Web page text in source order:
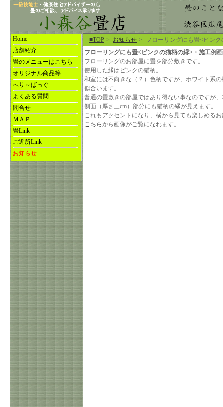
Home
店舗紹介
畳のメニューはこちら
オリジナル商品等
へり～ばっぐ
よくある質問
問合せ
ＭＡＰ
畳Link
ご近所Link
お知らせ
■TOP > お知らせ >
フローリングにも畳<ピン
フローリングにも畳<ピンクの猫柄の縁>・施工例画
フローリングのお部屋に畳を部分敷きです。
使用した縁はピンクの猫柄。
和室には不向きな（？）色柄ですが、ホワイト系
似合います。
普通の畳敷きの部屋ではあり得ない事なのですが
側面（厚さ三cm）部分にも猫柄の縁が見えます。
これもアクセントになり、横から見ても楽しめる
こちらから画像がご覧になれます。